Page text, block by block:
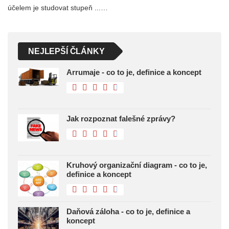
účelem je studovat stupeň ...…
NEJLEPŠÍ ČLÁNKY
Arrumaje - co to je, definice a koncept
Jak rozpoznat falešné zprávy?
Kruhový organizační diagram - co to je,
definice a koncept
Daňová záloha - co to je, definice a
koncept